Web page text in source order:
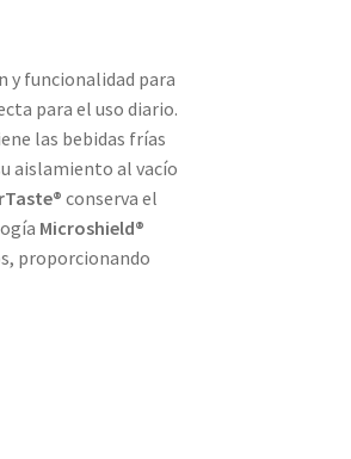
y funcionalidad para
para el uso diario.
las bebidas frías
aislamiento al vacío
conserva el
Microshield®
proporcionando